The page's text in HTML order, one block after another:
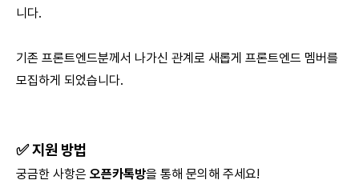
니다.
기존 프론트엔드분께서 나가신 관계로 새롭게 프론트엔드 멤버를
모집하게 되었습니다.
✅지원 방법
궁금한 사항은 오픈카톡방을 통해 문의해 주세요!